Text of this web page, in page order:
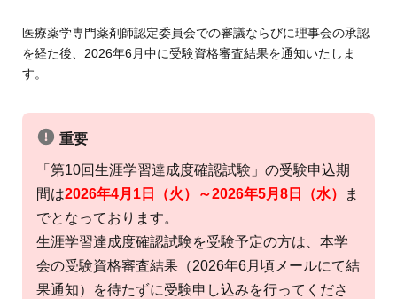
医療薬学専門薬剤師認定委員会での審議ならびに理事会の承認
を経た後、2026年6月中に受験資格審査結果を通知いたしま
す。
重要
「第10回生涯学習達成度確認試験」の受験申込期
間は2026年4月1日（火）～2026年5月8日（水）
ま
でとなっております。
生涯学習達成度確認試験を受験予定の方は、本学
会の受験資格審査結果（2026年6月頃メールにて結
果通知）を待たずに受験申し込みを行ってくださ